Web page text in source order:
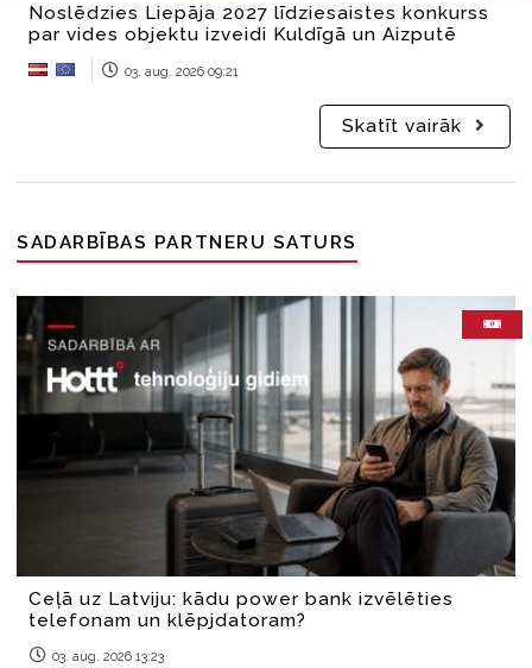
Noslēdzies Liepāja 2027 līdziesaistes konkurss
par vides objektu izveidi Kuldīgā un Aizputē
03. aug. 2026 09:21
Skatīt vairāk
SADARBĪBAS PARTNERU SATURS
Ceļā uz Latviju: kādu power bank izvēlēties
telefonam un klēpjdatoram?
03. aug. 2026 13:23